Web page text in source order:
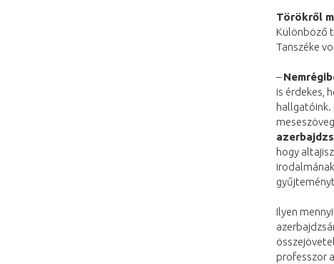
Törökről
Különböző
Tanszéke
–
is érdekes,
hallgatóink.
hogy
Ilyen
professzor